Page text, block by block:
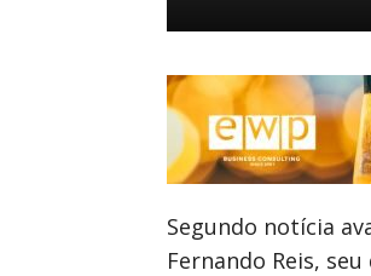
Segundo notícia
Fernando Reis,